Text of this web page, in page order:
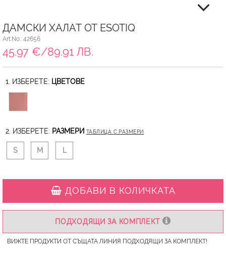
ДАМСКИ ХАЛАТ ОТ ESOTIQ
Art.No.: 42656
45.97 €/89.91 ЛВ.
1. ИЗБЕРЕТЕ: ЦВЕТОВЕ
2. ИЗБЕРЕТЕ: РАЗМЕРИ ТАБЛИЦА С РАЗМЕРИ
S M L
ДОБАВИ В КОЛИЧКАТА
ПОДХОДЯЩИ ЗА КОМПЛЕКТ
ВИЖТЕ ПРОДУКТИ ОТ СЪЩАТА ЛИНИЯ ПОДХОДЯЩИ ЗА КОМПЛЕКТ!